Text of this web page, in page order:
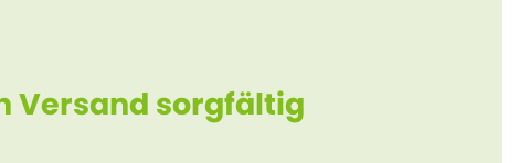
Versand sorgfältig